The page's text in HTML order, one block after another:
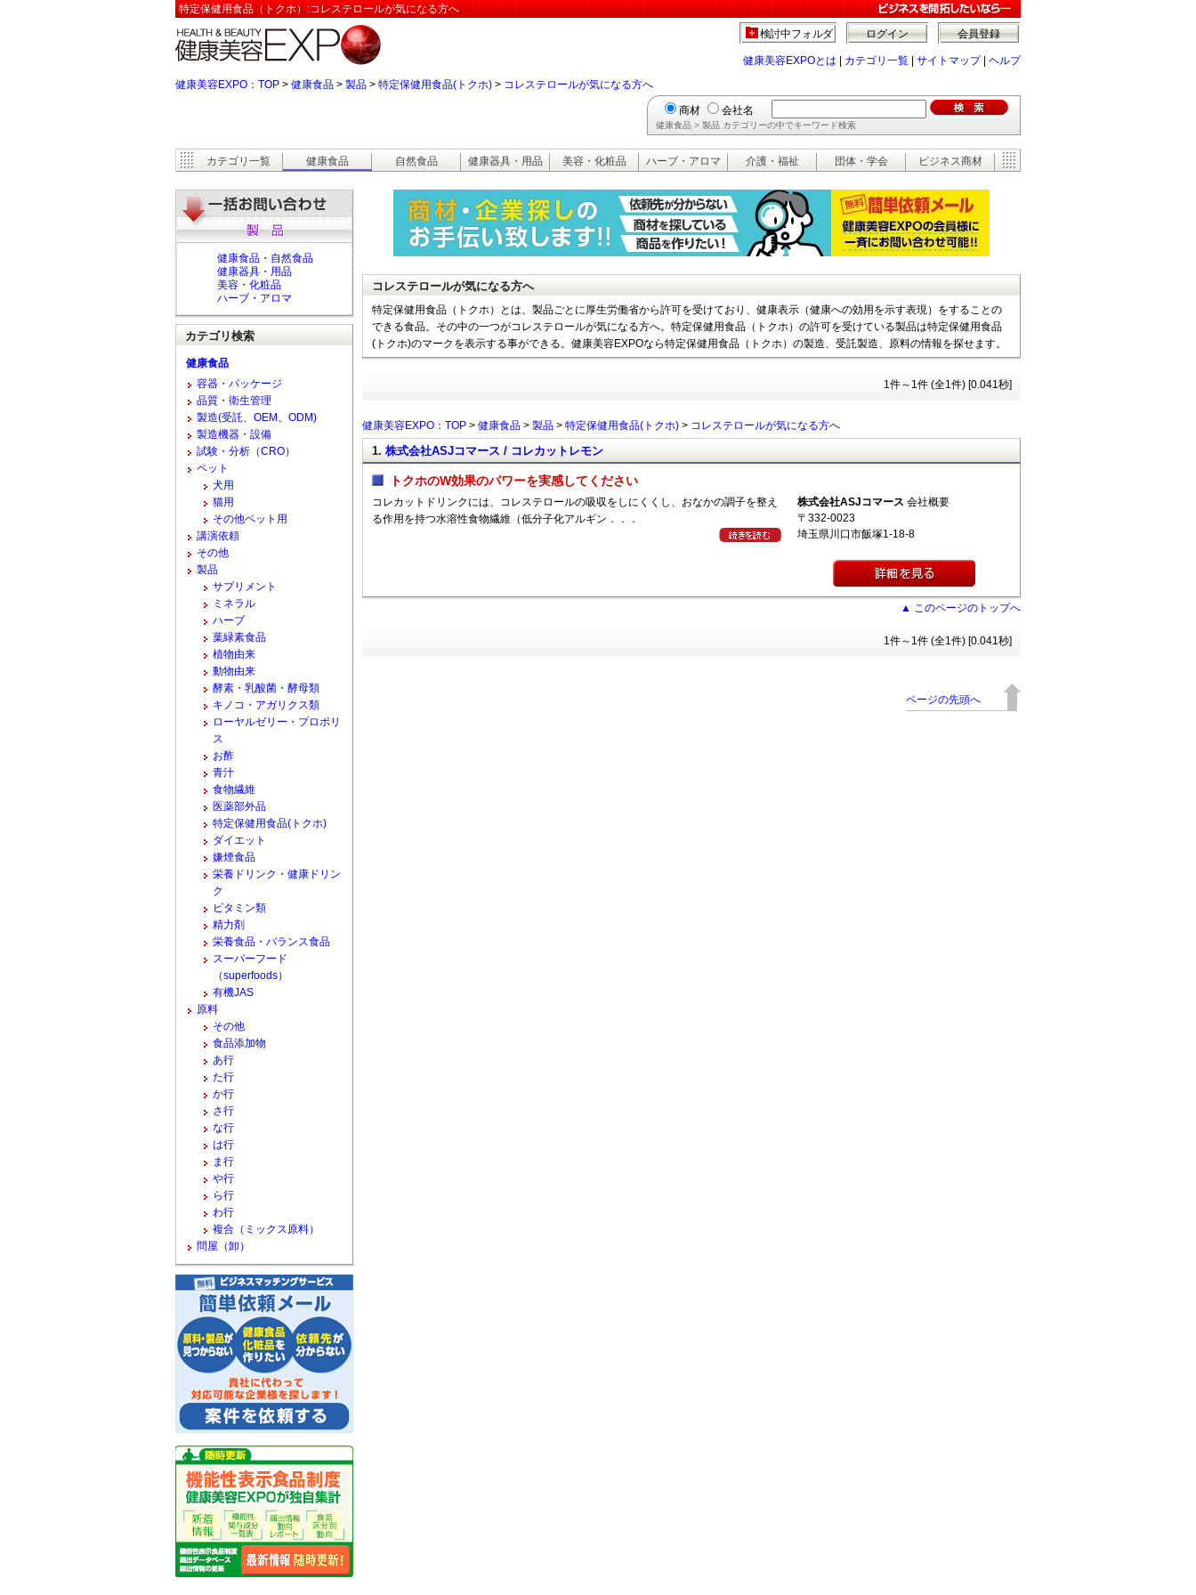
特定保健用食品（トクホ）:コレステロールが気になる方へ
会員登録
ログイン
検討中フォルダ
健康美容EXPOとは カテゴリ一覧 サイトマップ| ヘルプ
健康美容EXPO：TOP > 健康食品 > 製品 > 特定保健用食品(トクホ) > コレステロールが気になる方へ
商材 会社名
健康食品 > 製品 カテゴリーの中でキーワード検索
カテゴリ一覧 健康食品 自然食品 健康器具・用品 美容・化粧品 ハーブ・アロマ 介護・福祉 団体・学会 ビジネス商材
コレステロールが気になる方へ
特定保健用食品（トクホ）とは、製品ごとに厚生労働省から許可を受けており、健康表示（健康への効用を示す表現）をすることの
できる食品。その中の一つがコレステロールが気になる方へ。特定保健用食品（トクホ）の許可を受けている製品は特定保健用食品
(トクホ)のマークを表示する事ができる。健康美容EXPOなら特定保健用食品（トクホ）の製造、受託製造、原料の情報を探せます。
1件～1件 (全1件) [0.041秒]
健康美容EXPO：TOP > 健康食品 > 製品 > 特定保健用食品(トクホ) > コレステロールが気になる方へ
1. 株式会社ASJコマース / コレカットレモン
トクホのW効果のパワーを実感してください
コレカットドリンクには、コレステロールの吸収をしにくくし、おなかの調子を整え
る作用を持つ水溶性食物繊維（低分子化アルギン．．．
株式会社ASJコマース 会社概要
〒332-0023
埼玉県川口市飯塚1-18-8
▲ このページのトップへ
1件～1件 (全1件) [0.041秒]
ページの先頭へ
健康食品・自然食品
健康器具・用品
美容・化粧品
ハーブ・アロマ
カテゴリ検索
健康食品
容器・パッケージ
品質・衛生管理
製造(受託、OEM、ODM)
製造機器・設備
試験・分析（CRO）
ペット
犬用
猫用
その他ペット用
講演依頼
その他
製品
サプリメント
ミネラル
ハーブ
葉緑素食品
植物由来
動物由来
酵素・乳酸菌・酵母類
キノコ・アガリクス類
ローヤルゼリー・プロポリ
ス
お酢
青汁
食物繊維
医薬部外品
特定保健用食品(トクホ)
ダイエット
嫌煙食品
栄養ドリンク・健康ドリン
ク
ビタミン類
精力剤
栄養食品・バランス食品
スーパーフード
（superfoods）
有機JAS
原料
その他
食品添加物
あ行
た行
か行
さ行
な行
は行
ま行
や行
ら行
わ行
複合（ミックス原料）
問屋（卸）